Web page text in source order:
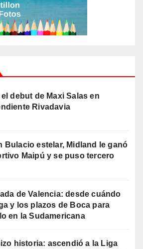
debut de Maxi Salas en
Rivadavia
Bulacio estelar, Midland le ganó
Maipú y se puso tercero
de Valencia: desde cuándo
y los plazos de Boca para
en la Sudamericana
historia: ascendió a la Liga